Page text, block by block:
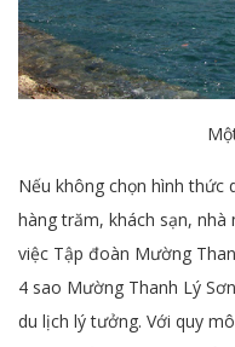
Nếu không chọn hình thức
hàng trăm, khách sạn, nhà
việc Tập đoàn Mường
4 sao Mường Thanh Lý
du lịch lý tưởng. Với quy